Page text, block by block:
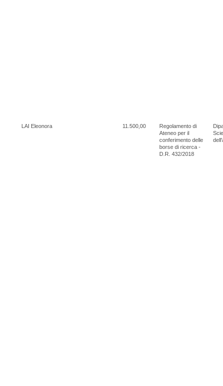
LAI Eleonora 11.500,00
Regolamento di
Ateneo per il
conferimento delle
borse di ricerca -
D.R. 432/2018